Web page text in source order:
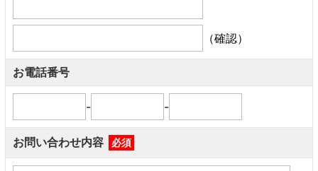
（確認）
お電話番号
- -
お問い合わせ内容 必須